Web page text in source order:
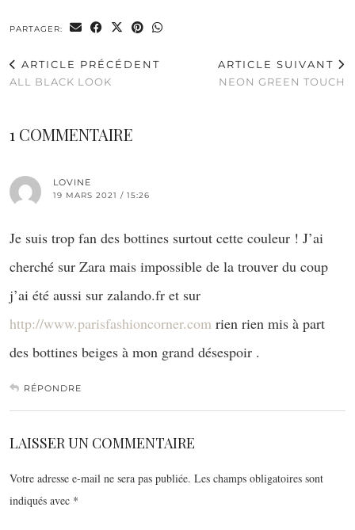
PARTAGER:
ARTICLE PRÉCÉDENT
ALL BLACK LOOK
ARTICLE SUIVANT
NEON GREEN TOUCH
1 COMMENTAIRE
LOVINE
19 MARS 2021 / 15:26
Je suis trop fan des bottines surtout cette couleur ! J’ai
cherché sur Zara mais impossible de la trouver du coup
j’ai été aussi sur zalando.fr et sur
http://www.parisfashioncorner.com rien rien mis à part
des bottines beiges à mon grand désespoir .
RÉPONDRE
LAISSER UN COMMENTAIRE
Votre adresse e-mail ne sera pas publiée. Les champs obligatoires sont
indiqués avec *